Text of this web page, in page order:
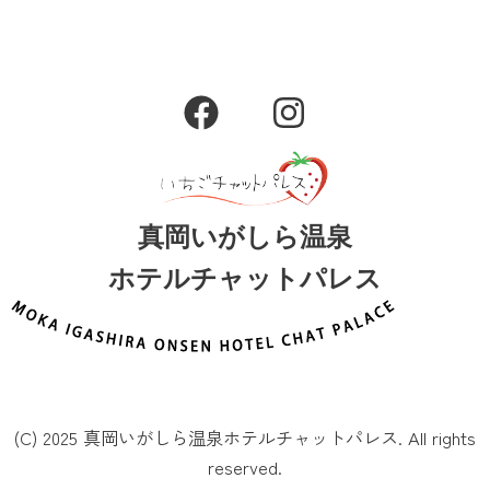
F
a
e
b
o
o
k
I
n
s
t
a
g
r
a
真岡いがしら温泉
ホテルチャットパレス
(C) 2025 真岡いがしら温泉ホテルチャットパレス. All rights
reserved.